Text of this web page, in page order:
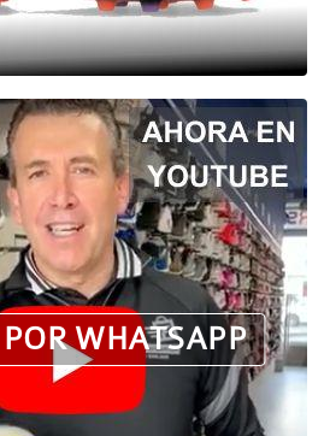
WHATSAPP